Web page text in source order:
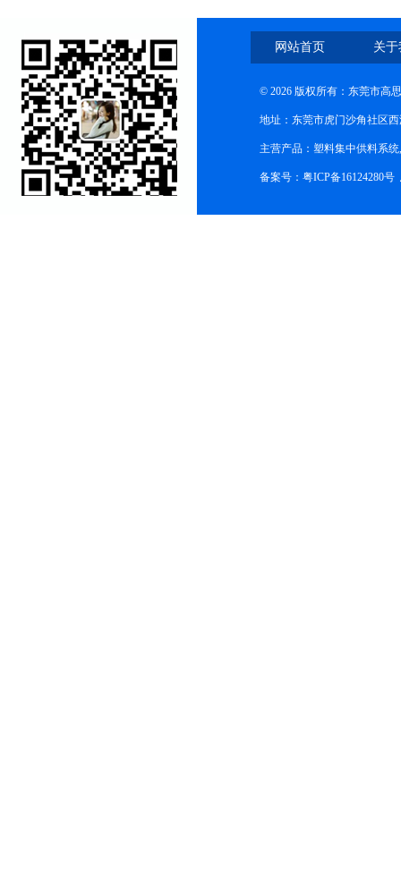
网站首页 关
© 2026 版权所有：东莞市高
地址：东莞市虎门沙角社区
主营产品：塑料集中供料系
备案号：粤ICP备16124280号